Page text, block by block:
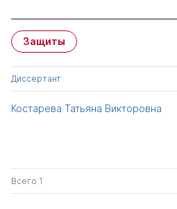
Защиты
Диссертант
Костарева Татьяна Викторовна
Всего 1